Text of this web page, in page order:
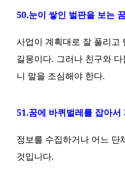
50.눈이 쌓인 벌판을 보는
사업이 계획대로 잘 풀리고
길몽이다. 그러나 친구와
니 말을 조심해야 한다.
51.꿈에 바퀴벌레를 잡아서
정보를 수집하거나 어느 단
것입니다.